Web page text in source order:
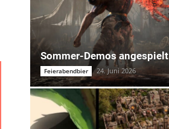
Sommer-Demos angespielt
Feierabendbier 24. Juni 2026